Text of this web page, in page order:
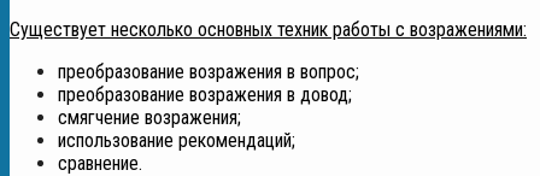
Существует несколько основных техник работы с возражениями:
преобразование возражения в вопрос;
преобразование возражения в довод;
смягчение возражения;
использование рекомендаций;
сравнение.